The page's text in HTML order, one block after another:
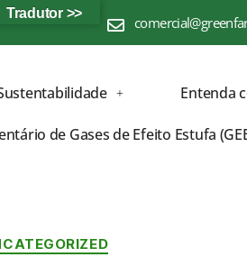
Entenda
de Gases de Efeito Estufa
Tradutor >>